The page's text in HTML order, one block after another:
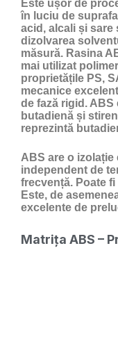
Este ușor de
în luciu de
acid, alcali și sare
dizolvarea
măsură. Rasina
mai utilizat
proprietățile PS,
mecanice
de fază rigid.
butadienă și
reprezintă
ABS are o
independent de
frecvență. Poate
Este, de
excelente de
Matrița ABS –